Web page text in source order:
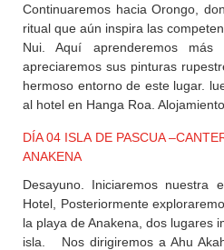
Continuaremos hacia Orongo,
ritual que aún inspira las
Nui. Aquí aprenderemos
apreciaremos sus pinturas
hermoso entorno de este lugar.
al hotel en Hanga Roa. Alojamiento.
DÍA 04 ISLA DE PASCUA
ANAKENA
Desayuno. Iniciaremos nuestra
Hotel, Posteriormente
la playa de Anakena, dos lugares
isla. Nos dirigiremos a Ahu